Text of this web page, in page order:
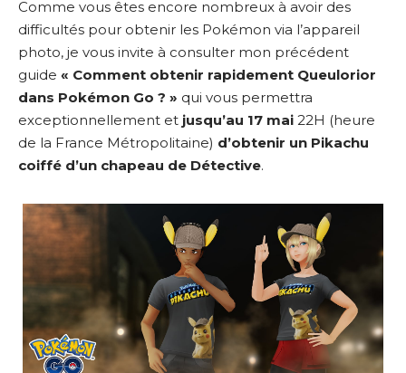
Comme vous êtes encore nombreux à avoir des
difficultés pour obtenir les Pokémon via l’appareil
photo, je vous invite à consulter mon précédent
guide « Comment obtenir rapidement Queulorior
dans Pokémon Go ? » qui vous permettra
exceptionnellement et jusqu’au 17 mai 22H (heure
de la France Métropolitaine) d’obtenir un Pikachu
coiffé d’un chapeau de Détective.